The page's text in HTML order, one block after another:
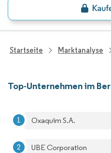
Startseite Marktanalyse
Top-Unternehmen im
Oxaquim S.A.
UBE Corporation